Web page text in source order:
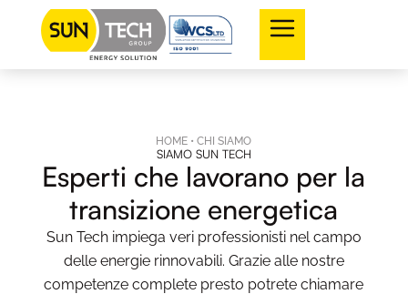
HOME •CHI SIAMO
SIAMO SUN TECH
Esperti che lavorano per la
transizione energetica
Sun Tech impiega veri professionisti nel campo
delle energie rinnovabili. Grazie alle nostre
competenze complete presto potrete chiamare